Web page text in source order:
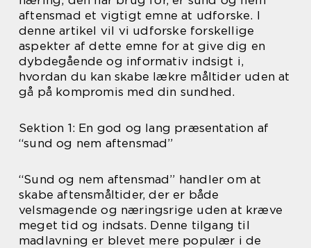
aftensmad et vigtigt emne at udforske. I
denne artikel vil vi udforske forskellige
aspekter af dette emne for at give dig en
dybdegående og informativ indsigt i,
hvordan du kan skabe lækre måltider uden at
gå på kompromis med din sundhed.
Sektion 1: En god og lang præsentation af
“sund og nem aftensmad”
“Sund og nem aftensmad” handler om at
skabe aftensmåltider, der er både
velsmagende og næringsrige uden at kræve
meget tid og indsats. Denne tilgang til
madlavning er blevet mere populær i de